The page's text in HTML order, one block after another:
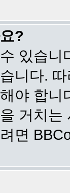
?
있습
니다.
야 합
거치
면